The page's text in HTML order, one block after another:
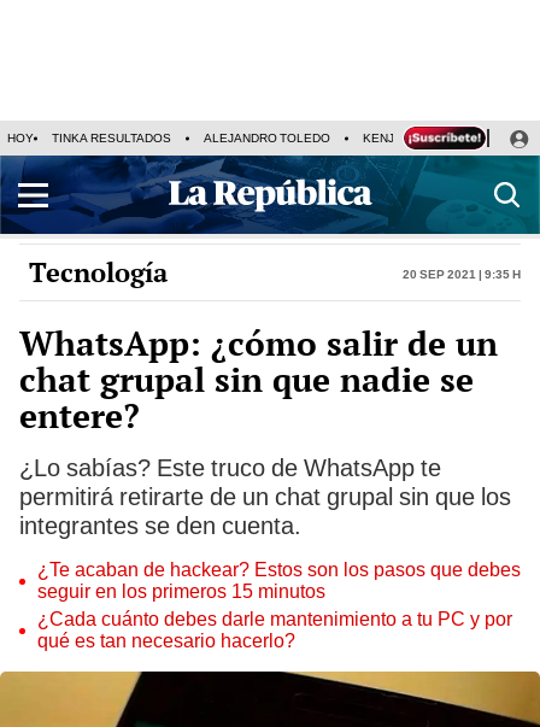
HOY TINKA RESULTADOS ALEJANDRO TOLEDO KENJI FUJIMORI
Tecnología 20 Sep 2021 | 9:35 h
WhatsApp: ¿cómo salir de un
chat grupal sin que nadie se
entere?
¿Lo sabías? Este truco de WhatsApp te
permitirá retirarte de un chat grupal sin que los
integrantes se den cuenta.
¿Te acaban de hackear? Estos son los pasos que debes
seguir en los primeros 15 minutos
¿Cada cuánto debes darle mantenimiento a tu PC y por
qué es tan necesario hacerlo?